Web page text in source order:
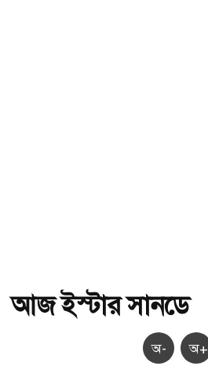
আজ ইস্টার সানডে
অ- অ+